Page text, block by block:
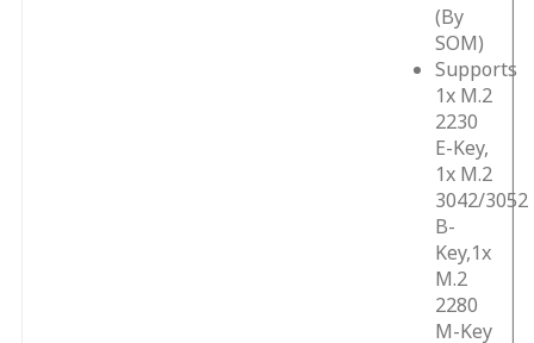
(By
SOM)
Supports
1x M.2
2230
E-Key,
1x M.2
3042/3052
B-
Key,1x
M.2
2280
M-Key